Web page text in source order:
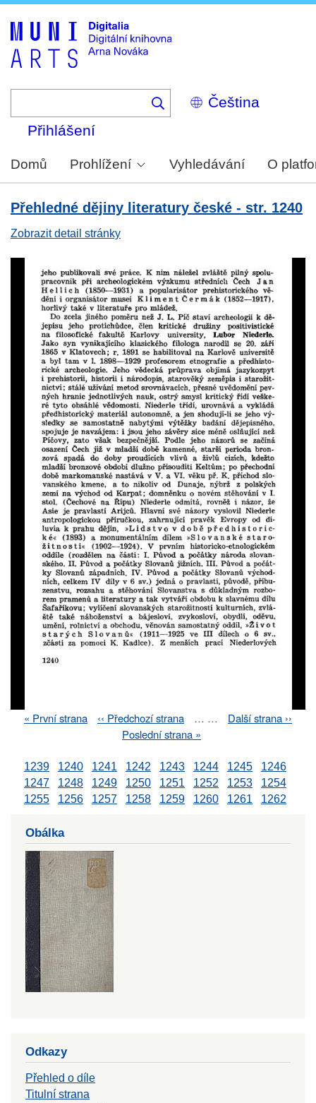
Select
your
Přihlášení
Domů Prohlížení Vyhledávání O
Přehledné dějiny literatury české - str. 1240
Zobrazit detail stránky
First
« První strana
Previous
‹‹ Předchozí strana … …
Next
Další strana ››
Last
Poslední strana »
1239 1240 1241 1242 1243 1244 1245
1246
1247
1248 1249 1250 1251 1252 1253
1254
1255
1256 1257 1258 1259 1260 1261 1262
Obálka
Odkazy
Přehled o díle
Titulní strana